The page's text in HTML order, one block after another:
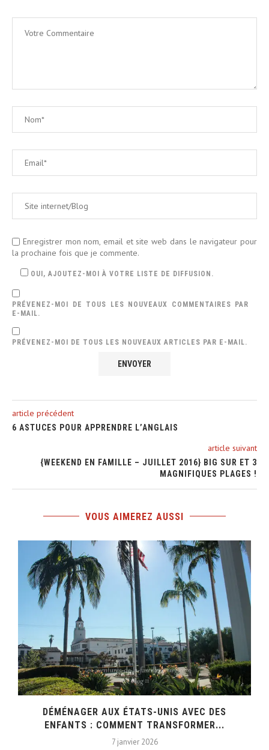
Enregistrer mon nom, email et site web dans le navigateur pour
la prochaine fois que je commente.
OUI, AJOUTEZ-MOI À VOTRE LISTE DE DIFFUSION.
PRÉVENEZ-MOI DE TOUS LES NOUVEAUX COMMENTAIRES PAR
E-MAIL.
PRÉVENEZ-MOI DE TOUS LES NOUVEAUX ARTICLES PAR E-MAIL.
article précédent
6 ASTUCES POUR APPRENDRE L’ANGLAIS
article suivant
{WEEKEND EN FAMILLE – JUILLET 2016} BIG SUR ET 3
MAGNIFIQUES PLAGES !
VOUS AIMEREZ AUSSI
DÉMÉNAGER AUX ÉTATS-UNIS AVEC DES
ENFANTS : COMMENT TRANSFORMER...
7 janvier 2026